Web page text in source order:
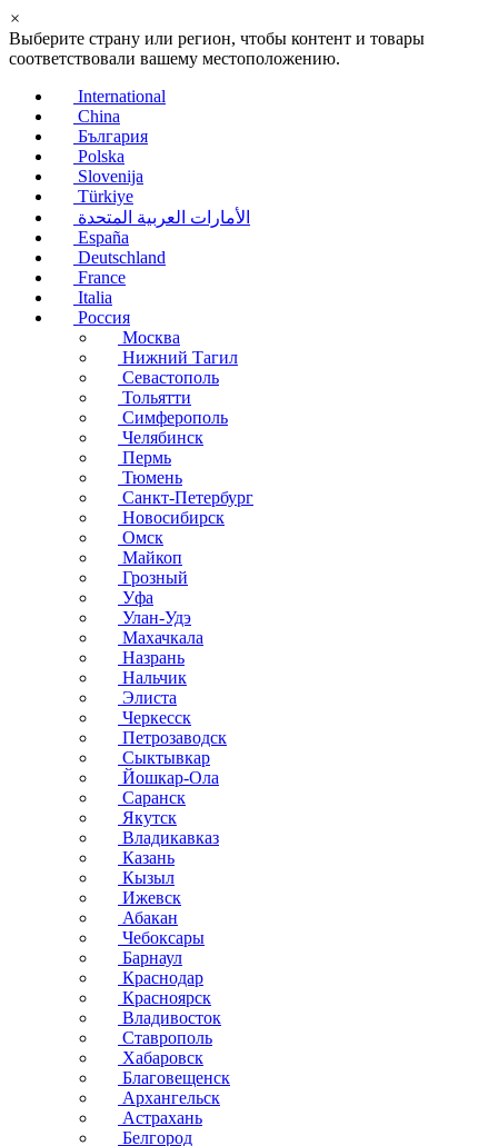
×
Выберите страну или регион, чтобы контент и товары
соответствовали вашему местоположению.
International
China
България
Polska
Slovenija
Türkiye
الأمارات العربية المتحدة
España
Deutschland
France
Italia
Россия
Москва
Нижний Тагил
Севастополь
Тольятти
Симферополь
Челябинск
Пермь
Тюмень
Санкт-Петербург
Новосибирск
Омск
Майкоп
Грозный
Уфа
Улан-Удэ
Махачкала
Назрань
Нальчик
Элиста
Черкесск
Петрозаводск
Сыктывкар
Йошкар-Ола
Саранск
Якутск
Владикавказ
Казань
Кызыл
Ижевск
Абакан
Чебоксары
Барнаул
Краснодар
Красноярск
Владивосток
Ставрополь
Хабаровск
Благовещенск
Архангельск
Астрахань
Белгород